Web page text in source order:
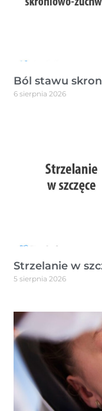
Ból stawu
6 sierpnia 2026
Strzelanie w
5 sierpnia 2026